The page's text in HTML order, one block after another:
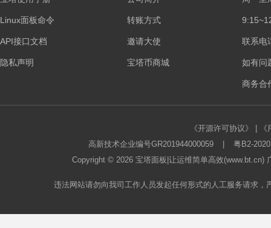
Linux面板命令
API接口文档
隐私声明
转账方式
邀请大使
宝塔币商城
联系电
如有问
商务合
《开源许可协议》
高新技术企业编号GR201944000059
粤B2-
Copyright © 2026 宝塔面板 |让运维简单高效
违法网站请勿向我司工作人员发起任何形式的人工服务请求，